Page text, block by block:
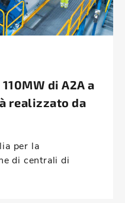
di A2A a
realizzato da
per la
di centrali di